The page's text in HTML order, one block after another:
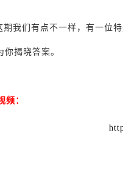
期我们有点不一样，有一位
你揭晓答案。
频：